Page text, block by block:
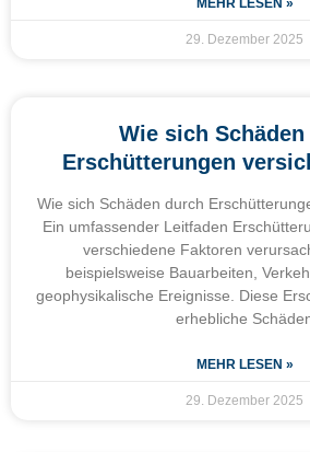
29. Dezember 2025
Wie sich
Erschütterungen
Wie sich Schäden durch
Ein umfassender Leitfaden
verschiedene Faktoren
beispielsweise Bauarbeiten,
geophysikalische Ereignisse. Diese
erhebliche
MEHR LESEN »
29. Dezember 2025